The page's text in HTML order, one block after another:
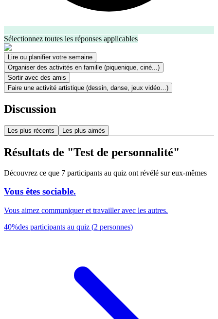
Sélectionnez toutes les réponses applicables
Lire ou planifier votre semaine
Organiser des activités en famille (piquenique, ciné...)
Sortir avec des amis
Faire une activité artistique (dessin, danse, jeux vidéo…)
Discussion
Les plus récents Les plus aimés
Résultats de "Test de personnalité"
Découvrez ce que 7 participants au quiz ont révélé sur eux-mêmes
Vous êtes sociable.
Vous aimez communiquer et travailler avec les autres.
40%des participants au quiz (2 personnes)